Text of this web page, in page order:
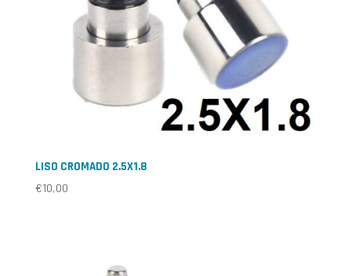
LISO CROMADO 2.5X1.8
€10,00